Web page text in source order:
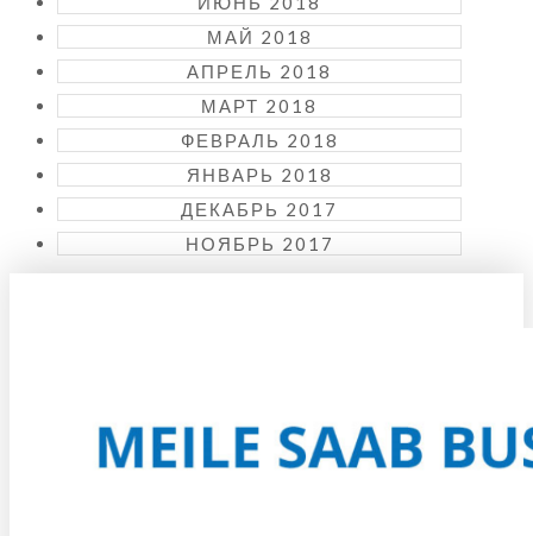
МАЙ 2018
АПРЕЛЬ 2018
МАРТ 2018
ФЕВРАЛЬ 2018
ЯНВАРЬ 2018
ДЕКАБРЬ 2017
НОЯБРЬ 2017